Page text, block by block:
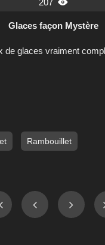

Glaces façon Mystère
de glaces vraiment
Rambouillet